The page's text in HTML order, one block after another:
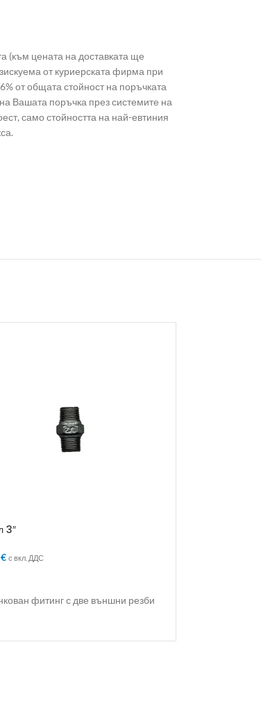
(към цената на доставката ще
от куриерската фирма при
от общата стойност на поръчката
Вашата поръчка през системите на
само стойността на най-евтиния
3″
€ с вкл. ДДС
фитинг с две външни резби